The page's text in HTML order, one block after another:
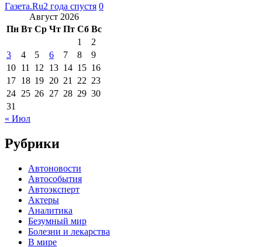
Газета.Ru2 года спустя 0
Август 2026
Пн Вт Ср Чт Пт Сб Вс
1
2
3
4 5 6 7 8
9
10 11 12 13 14 15 16
17 18 19 20 21 22 23
24 25 26 27 28 29 30
31
« Июл
Рубрики
Автоновости
Автособытия
Автоэксперт
Актеры
Аналитика
Безумный мир
Болезни и лекарства
В мире